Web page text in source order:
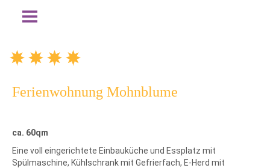
Ferienwohnung Mohnblume
ca. 60qm
Eine voll eingerichtete Einbauküche und Essplatz mit
Spülmaschine, Kühlschrank mit Gefrierfach, E-Herd mit